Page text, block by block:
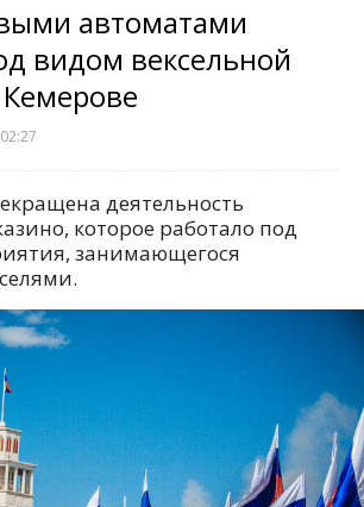
автоматами
видом вексельной
деятельность
которое работало под
занимающегося